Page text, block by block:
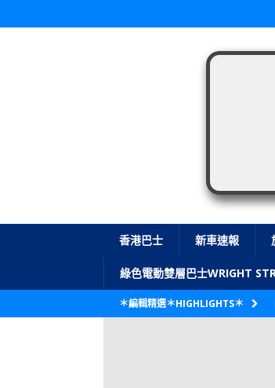
香港巴士 新車速報
綠色電動雙層巴士WRIGHT
＊編輯精選＊HIGHLIGHTS＊